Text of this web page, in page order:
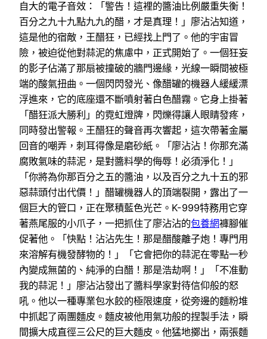
自大的電子音效：「警告！這裡的醬油比例嚴重失衡！
百分之九十九點九九的醋，才是真理！」廖沾沾知道，
這是他的宿敵，王醋狂，已經找上門了。他的宇宙冒
險，被迫從他對蒜泥的焦慮中，正式開始了。一個狂妄
的影子佔滿了那扇被撞破的牆門邊緣，光線一瞬間被極
端的酸氣扭曲。一個閃閃發光、像醋罐的機器人緩緩漂
浮進來，它的底座還不斷噴射著白色醋霧。它身上掛著
「醋狂派大勝利」的霓虹燈牌，閃爍得讓人眼睛發疼，
同時發出警報。王醋狂的聲音再次響起，這次帶著金屬
回音的嘲弄，刺耳得像是磨砂紙。「廖沾沾！你那充滿
腐敗氣味的蒜泥，是對醬料學的侮辱！必須淨化！」
「你將為你那百分之五的醬油，以及百分之九十五的邪
惡蒜頭付出代價！」醋罐機器人的頂端裂開，露出了一
個巨大的管口，正在聚積藍色光芒。K-999特務用它穿
著燕尾服的小爪子，一把抓住了廖沾沾的包養網褲腳催
促著他。「快點！沾沾先生！那是醋酸離子炮！專門用
來溶解有機發酵物的！」「它會把你的蒜泥在零點一秒
內變成無菌的、純淨的白醋！那是浩劫啊！」「不准動
我的蒜泥！」廖沾沾發出了醬料學家對待信仰般的怒
吼。他以一種專業包水餃的極限速度，從旁邊的麵粉堆
中抓起了兩團麵皮。麵皮被他用氣功般的捏製手法，瞬
間擴大成直徑三公尺的巨大麵皮。他猛地擲出，兩張麵